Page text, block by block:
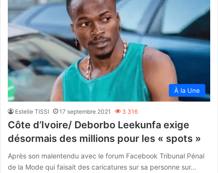
À la Une
Estelle TISSI 17 septembre 2021 3 316
Côte d’Ivoire/ Deborbo Leekunfa exige
désormais des millions pour les « spots »
Après son malentendu avec le forum Facebook Tribunal Pénal
de la Mode qui faisait des caricatures sur sa personne sur…